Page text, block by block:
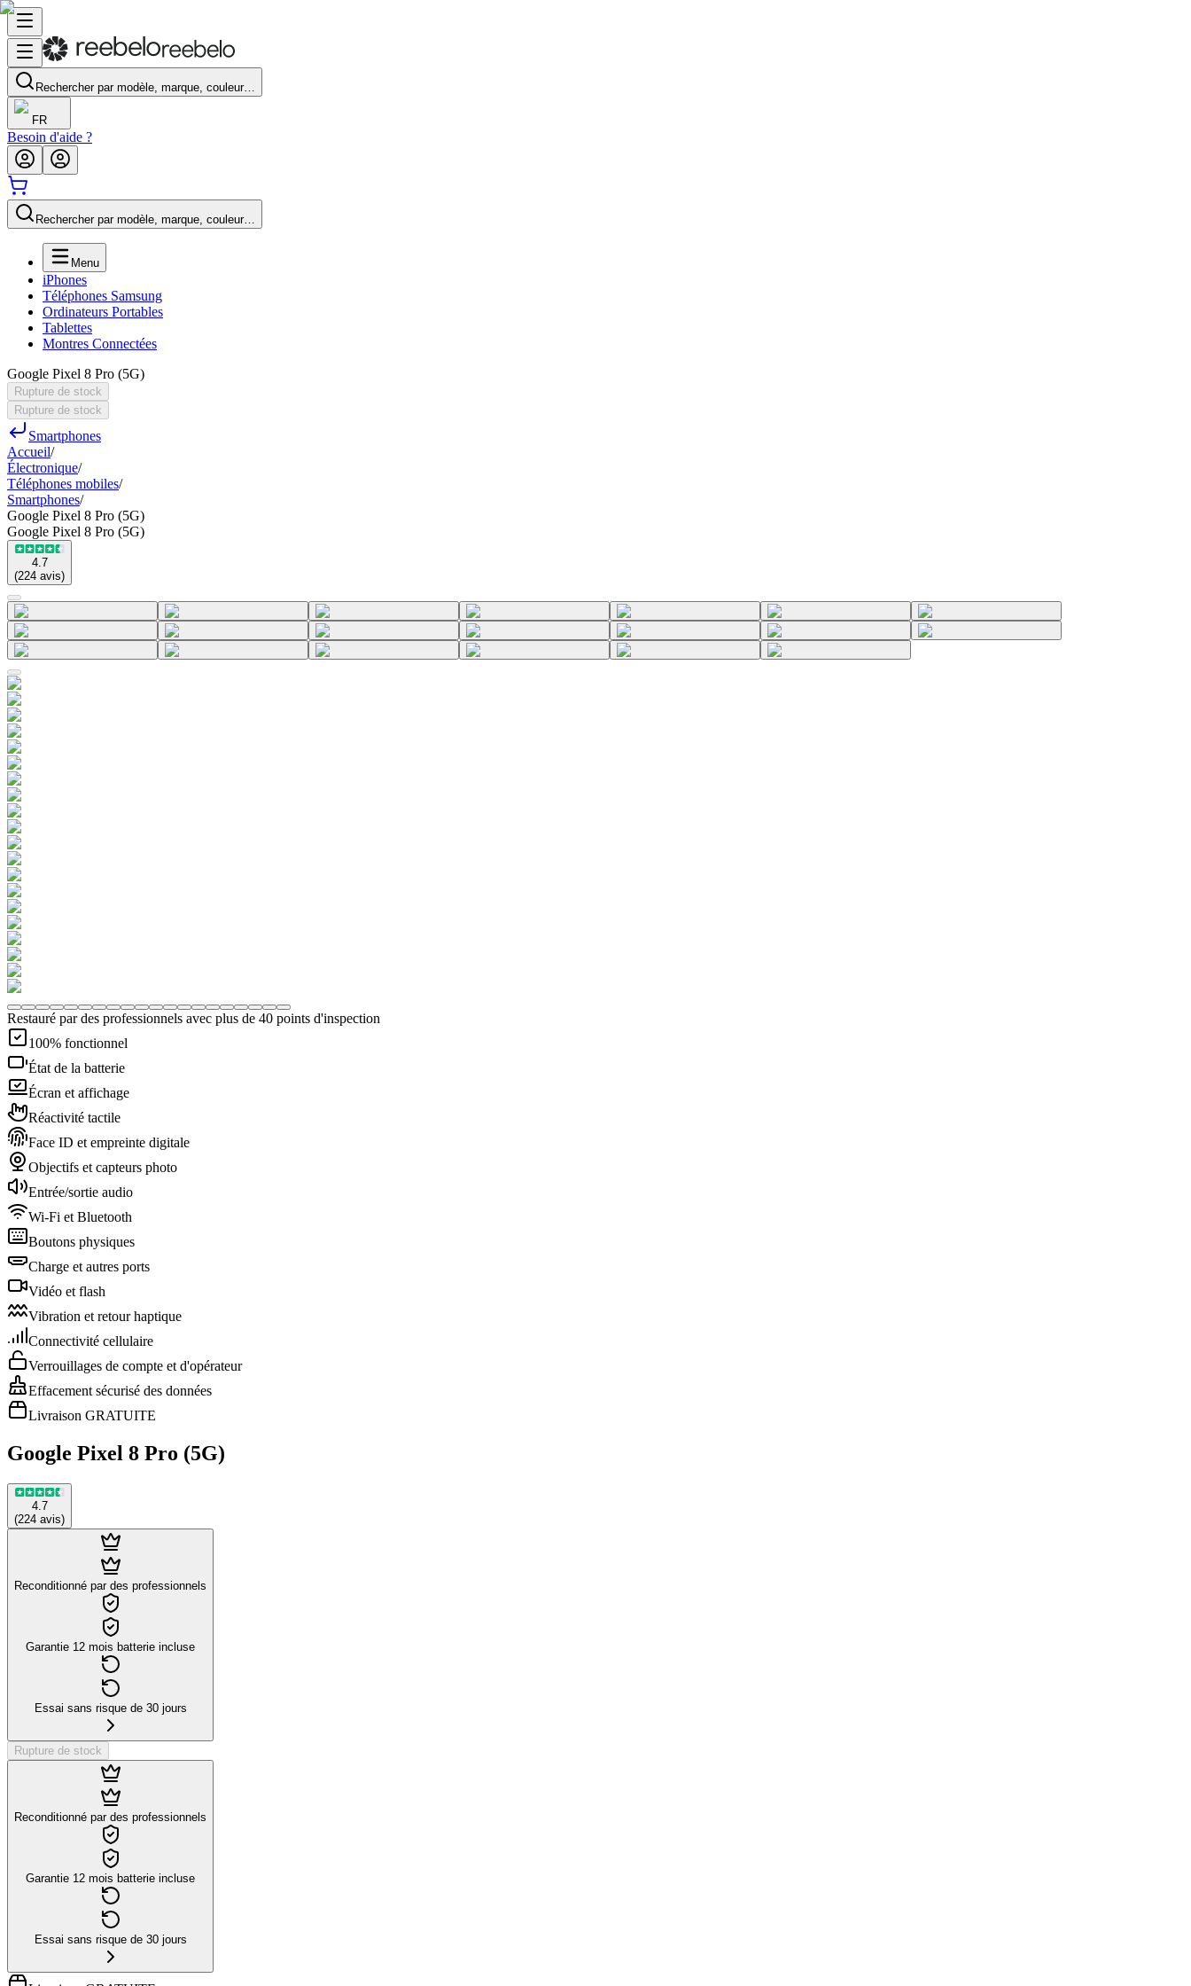
Rechercher par modèle, marque, couleur…
FR
Besoin d'aide ?
Rechercher par modèle, marque, couleur…
Menu
iPhones
Téléphones Samsung
Ordinateurs Portables
Tablettes
Montres Connectées
Google Pixel 8 Pro (5G)
Rupture de stock
Rupture de stock
Smartphones
Accueil/
Électronique/
Téléphones mobiles/
Smartphones/
Google Pixel 8 Pro (5G)
Google Pixel 8 Pro (5G)
4.7
(224 avis)
Restauré par des professionnels avec plus de 40 points d'inspection
100% fonctionnel
État de la batterie
Écran et affichage
Réactivité tactile
Face ID et empreinte digitale
Objectifs et capteurs photo
Entrée/sortie audio
Wi-Fi et Bluetooth
Boutons physiques
Charge et autres ports
Vidéo et flash
Vibration et retour haptique
Connectivité cellulaire
Verrouillages de compte et d'opérateur
Effacement sécurisé des données
Livraison GRATUITE
Google Pixel 8 Pro (5G)
4.7
(224 avis)
Reconditionné par des professionnels
Garantie 12 mois batterie incluse
Essai sans risque de 30 jours
Rupture de stock
Reconditionné par des professionnels
Garantie 12 mois batterie incluse
Essai sans risque de 30 jours